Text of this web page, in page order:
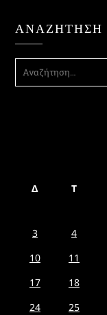
ΑΝΑΖΉΤΗΣΗ
ΑΝΑΖΉΤΗΣΗ
ΓΙΑ:
Δ Τ
3
4
10
11
17
18
24
25